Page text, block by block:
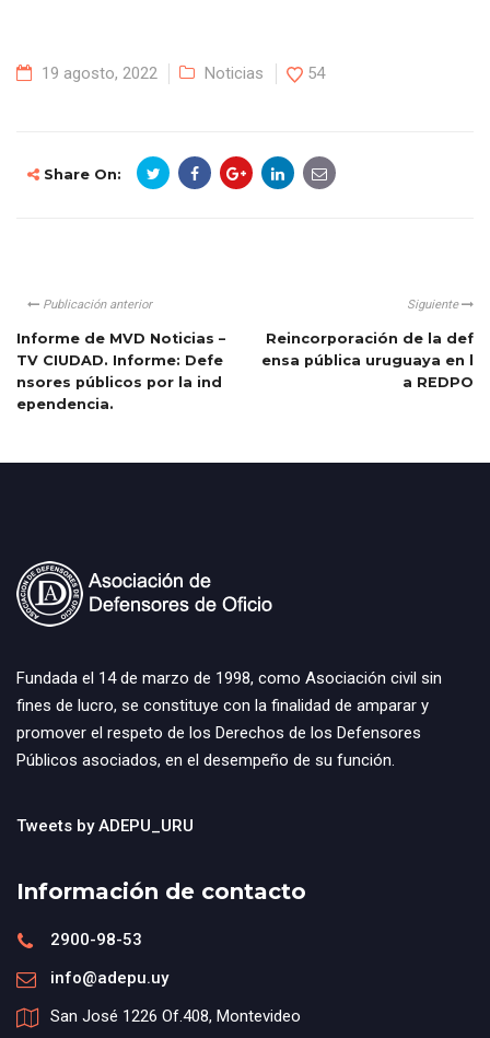
19 agosto, 2022 Noticias 54
Share On:
Publicación anterior
Informe de MVD Noticias –
TV CIUDAD. Informe: Defe
nsores públicos por la ind
ependencia.
Siguiente
Reincorporación de la def
ensa pública uruguaya en l
a REDPO
Fundada el 14 de marzo de 1998, como Asociación civil sin
fines de lucro, se constituye con la finalidad de amparar y
promover el respeto de los Derechos de los Defensores
Públicos asociados, en el desempeño de su función.
Tweets by ADEPU_URU
Información de contacto
2900-98-53
info@adepu.uy
San José 1226 Of.408, Montevideo